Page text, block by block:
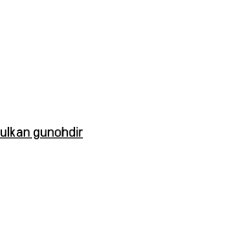
gunohdir